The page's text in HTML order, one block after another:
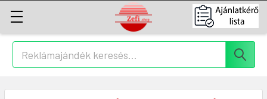
Keresés